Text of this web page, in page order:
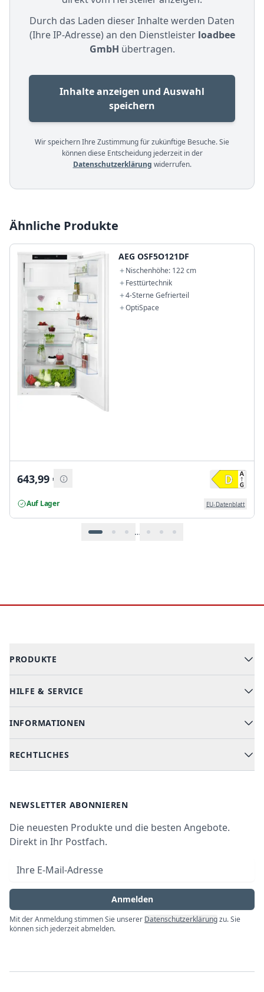
Durch das Laden dieser Inhalte werden Daten
(Ihre IP-Adresse) an den Dienstleister loadbee
GmbH übertragen.
Inhalte anzeigen und Auswahl
speichern
Wir speichern Ihre Zustimmung für zukünftige Besuche. Sie
können diese Entscheidung jederzeit in der
Datenschutzerklärung widerrufen.
Ähnliche Produkte
AEG OSF5O121DF
Nischenhöhe: 122 cm
Festtürtechnik
4-Sterne Gefrierteil
OptiSpace
643,99 €
Auf Lager EU-Datenblatt
…
PRODUKTE
Alle Kategorien
Kühlen & Gefrieren
HILFE & SERVICE
Hilfe & FAQ
INFORMATIONEN
Über uns
RECHTLICHES
Datenschutz
Widerrufsrecht
Impressum
NEWSLETTER ABONNIEREN
Die neuesten Produkte und die besten Angebote.
Direkt in Ihr Postfach.
E-Mail-Adresse
Anmelden
Mit der Anmeldung stimmen Sie unserer Datenschutzerklärungzu. Sie
können sich jederzeit abmelden.